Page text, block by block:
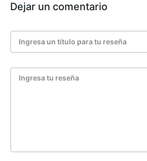
Dejar un comentario